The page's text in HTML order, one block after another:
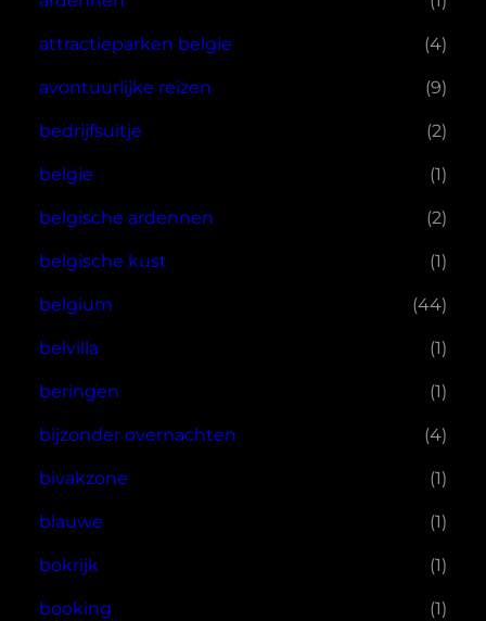
attractieparken belgie (4)
avontuurlijke reizen (9)
bedrijfsuitje (2)
belgie (1)
belgische ardennen (2)
belgische kust (1)
belgium (44)
belvilla (1)
beringen (1)
bijzonder overnachten (4)
bivakzone (1)
blauwe (1)
bokrijk (1)
booking (1)